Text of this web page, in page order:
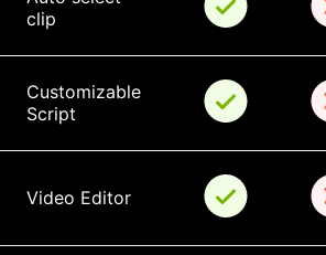
clip
Customizable
Script
Video Editor